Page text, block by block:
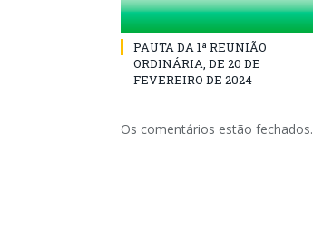
PAUTA DA 1ª REUNIÃO
ORDINÁRIA, DE 20 DE
FEVEREIRO DE 2024
Os comentários estão fechados.